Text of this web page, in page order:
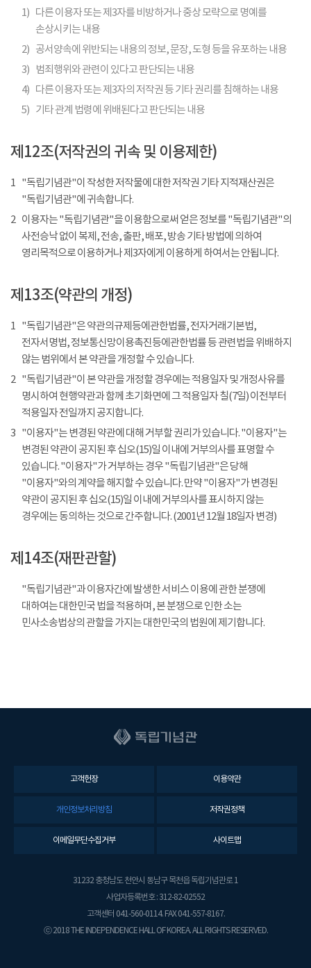
1) 다른 이용자 또는 제3자를 비방하거나 중상 모략으로 명예를
손상시키는 내용
2) 공서양속에 위반되는 내용의 정보, 문장, 도형 등을 유포하는 내용
3)
범죄행위와 관련이 있다고 판단되는 내용
4) 다른 이용자 또는 제3자의 저작권 등 기타 권리를 침해하는 내용
5) 기타 관계 법령에 위배된다고 판단되는 내용
제12조(저작권의 귀속 및 이용제한)
1 "독립기념관"이 작성한 저작물에 대한 저작권 기타 지적재산권은
"독립기념관"에 귀속합니다.
2 이용자는 "독립기념관"을 이용함으로써 얻은 정보를 "독립기념관"의
사전승낙 없이 복제, 전송, 출판, 배포, 방송 기타 방법에 의하여
영리목적으로 이용하거나 제3자에게 이용하게 하여서는 안됩니다.
제13조(약관의 개정)
1 "독립기념관"은 약관의규제등에관한법률, 전자거래기본법,
전자서명법, 정보통신망이용촉진등에관한법률 등 관련법을 위배하지
않는 범위에서 본 약관을 개정할 수 있습니다.
2 "독립기념관"이 본 약관을 개정할 경우에는 적용일자 및 개정사유를
명시하여 현행약관과 함께 초기화면에 그 적용일자 칠(7일) 이전부터
적용일자 전일까지 공지합니다.
3 "이용자"는 변경된 약관에 대해 거부할 권리가 있습니다. "이용자"는
변경된 약관이 공지된 후 십오(15)일 이내에 거부의사를 표명할 수
있습니다. "이용자"가 거부하는 경우 "독립기념관"은 당해
"이용자"와의 계약을 해지할 수 있습니다. 만약 "이용자"가 변경된
약관이 공지된 후 십오(15)일 이내에 거부의사를 표시하지 않는
경우에는 동의하는 것으로 간주합니다. (2001년 12월 18일자 변경)
제14조(재판관할)
"독립기념관"과 이용자간에 발생한 서비스 이용에 관한 분쟁에
대하여는 대한민국 법을 적용하며, 본 분쟁으로 인한 소는
민사소송법상의 관할을 가지는 대한민국의 법원에 제기합니다.
고객헌장 이용약관
개인정보처리방침 저작권정책
이메일무단수집거부 사이트맵
31232 충청남도 천안시 동남구 목천읍 독립기념관로 1
사업자등록번호 : 312-82-02552
고객센터 041-560-0114. FAX 041-557-8167.
ⓒ 2018 THE INDEPENDENCE HALL OF KOREA. ALL RIGHTS RESERVED.